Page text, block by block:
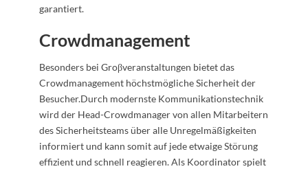
garantiert.
Crowdmanagement
Besonders bei Groβveranstaltungen bietet das
Crowdmanagement höchstmögliche Sicherheit der
Besucher.Durch modernste Kommunikationstechnik
wird der Head-Crowdmanager von allen Mitarbeitern
des Sicherheitsteams über alle Unregelmäßigkeiten
informiert und kann somit auf jede etwaige Störung
effizient und schnell reagieren. Als Koordinator spielt